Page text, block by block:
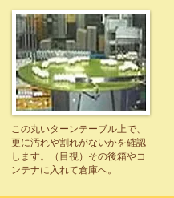
この丸いターンテーブル上で、
更に汚れや割れがないかを確認
します。（目視）その後箱やコ
ンテナに入れて倉庫へ。